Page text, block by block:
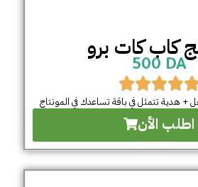
كاب كات برو
500 DA
+ هدية تتمثل في باقة تساعدك في المونتاج
اطلب الأن